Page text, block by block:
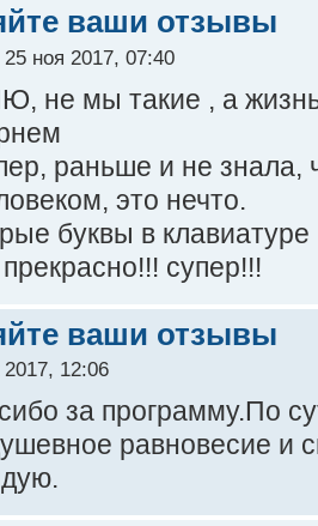
ваши отзывы
ноя 2017, 07:40
мы такие , а жизнь
раньше и не знала,
это нечто.
буквы в
супер!!!
ваши отзывы
12:06
за программу.По
равновесие и